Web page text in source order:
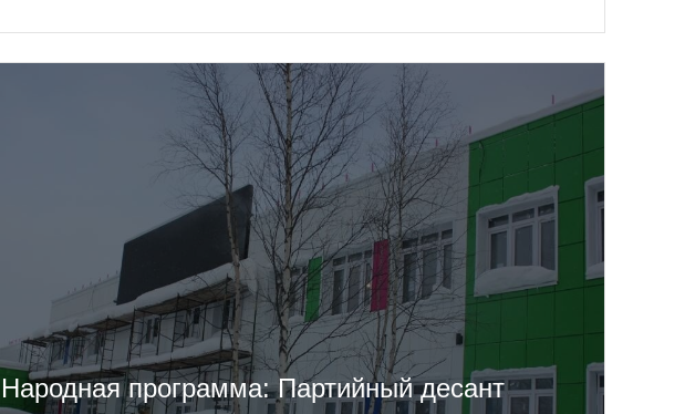
Народная программа: Партийный десант